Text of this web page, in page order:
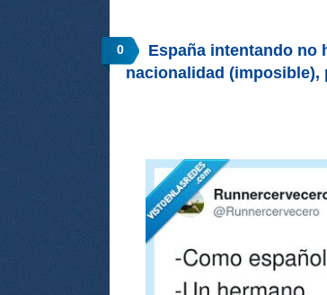
0
España intentando no
nacionalidad (imposible),